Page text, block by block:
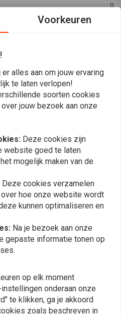
0
Bagagerek - Solo zit >
06-17 FXDB Dyna (NU)
more
Voorkeuren
alles aan om jouw ervaring
te laten verlopen!
soorten cookies
jouw bezoek aan onze
Deze cookies zijn
website goed te laten
mogelijk maken van de
Deze cookies verzamelen
hoe onze website wordt
kunnen optimaliseren en
Na je bezoek aan onze
gepaste informatie tonen op
op elk moment
onderaan onze
te klikken, ga je akkoord
zoals beschreven in